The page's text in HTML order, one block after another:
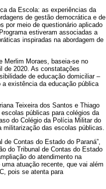
da Escola: as experiências da
de gestão democrática e de
por meio de questionário aplicado
estiveram associadas a
inspiradas na abordagem de
Merlim Moraes, baseia-se no
de 2020. As constatações
de educação domiciliar –
existência da educação pública
Teixeira dos Santos e Thiago
públicas para colégios da
do Colégio da Polícia Militar do
militarização das escolas públicas.
Contas do Estado do Paraná”,
do Tribunal de Contas do Estado
do atendimento na
atuação recente, que vai além
pois se atenta para